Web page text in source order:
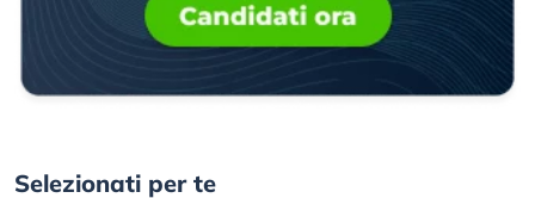
Selezionati per te